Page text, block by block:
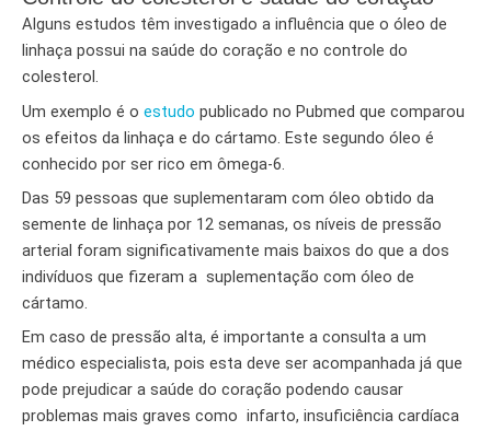
Alguns estudos têm investigado a influência que o óleo de
linhaça possui na saúde do coração e no controle do
colesterol.
Um exemplo é o estudo publicado no Pubmed que comparou
os efeitos da linhaça e do cártamo. Este segundo óleo é
conhecido por ser rico em ômega-6.
Das 59 pessoas que suplementaram com óleo obtido da
semente de linhaça por 12 semanas, os níveis de pressão
arterial foram significativamente mais baixos do que a dos
indivíduos que fizeram a suplementação com óleo de
cártamo.
Em caso de pressão alta, é importante a consulta a um
médico especialista, pois esta deve ser acompanhada já que
pode prejudicar a saúde do coração podendo causar
problemas mais graves como infarto, insuficiência cardíaca